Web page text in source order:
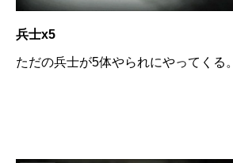
兵士x5
ただの兵士が5体やられにやってくる。